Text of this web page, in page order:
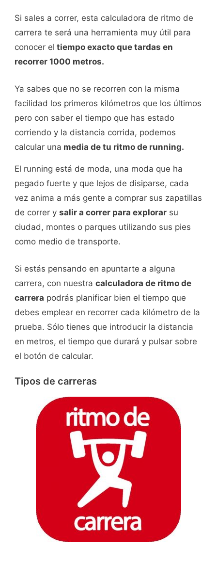
Si sales a correr, esta calculadora de ritmo de
carrera te será una herramienta muy útil para
conocer el tiempo exacto que tardas en
recorrer 1000 metros.
Ya sabes que no se recorren con la misma
facilidad los primeros kilómetros que los últimos
pero con saber el tiempo que has estado
corriendo y la distancia corrida, podemos
calcular una media de tu ritmo de running.
El running está de moda, una moda que ha
pegado fuerte y que lejos de disiparse, cada
vez anima a más gente a comprar sus zapatillas
de correr y salir a correr para explorar su
ciudad, montes o parques utilizando sus pies
como medio de transporte.
Si estás pensando en apuntarte a alguna
carrera, con nuestra calculadora de ritmo de
carrera podrás planificar bien el tiempo que
debes emplear en recorrer cada kilómetro de la
prueba. Sólo tienes que introducir la distancia
en metros, el tiempo que durará y pulsar sobre
el botón de calcular.
Tipos de carreras